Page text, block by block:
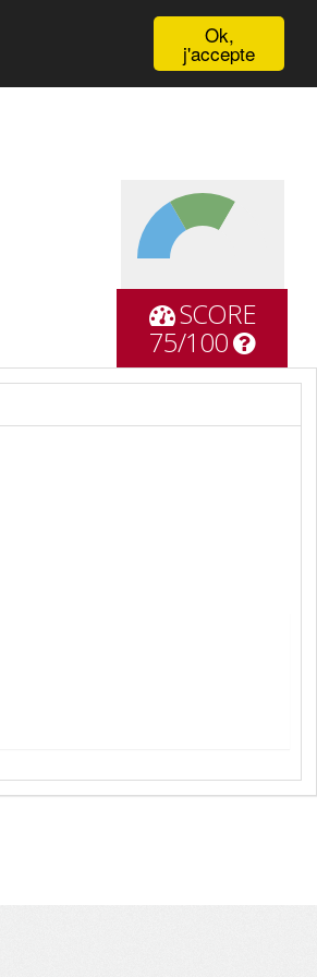
Ok,
j'accepte
SCORE
75/100